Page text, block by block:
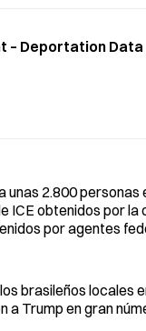
– Deportation
unas 2.800
ICE obtenidos por
por agentes
brasileños locales
Trump en gran